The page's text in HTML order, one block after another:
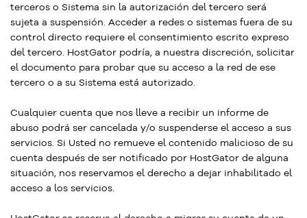
terceros o Sistema sin la autorización del tercero será
sujeta a suspensión. Acceder a redes o sistemas fuera de su
control directo requiere el consentimiento escrito expreso
del tercero. HostGator podría, a nuestra discreción, solicitar
el documento para probar que su acceso a la red de ese
tercero o a su Sistema está autorizado.
Cualquier cuenta que nos lleve a recibir un informe de
abuso podrá ser cancelada y/o suspenderse el acceso a sus
servicios. Si Usted no remueve el contenido malicioso de su
cuenta después de ser notificado por HostGator de alguna
situación, nos reservamos el derecho a dejar inhabilitado el
acceso a los servicios.